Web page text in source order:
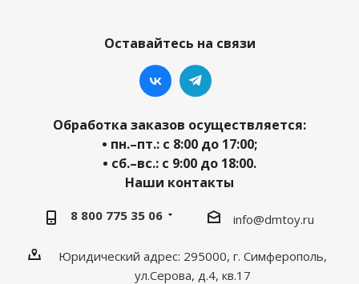
Оставайтесь на связи
Обработка заказов осуществляется:
• пн.–пт.: с 8:00 до 17:00;
• сб.–вс.: с 9:00 до 18:00.
Наши контакты
8 800 775 35 06 info@dmtoy.ru
Юридический адрес: 295000, г. Симферополь,
ул.Серова, д.4, кв.17